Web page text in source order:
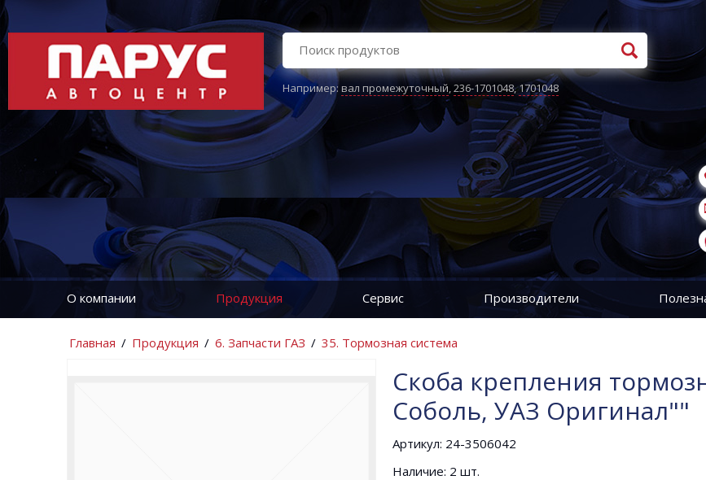
Например:вал промежуточный,236-1701048,1701048
О компании Продукция Сервис Производители
Главная / Продукция / 6. Запчасти ГАЗ / 35. Тормозная система
Скоба крепления
Соболь, УАЗ Оригинал""
Артикул: 24-3506042
Наличие: 2 шт.